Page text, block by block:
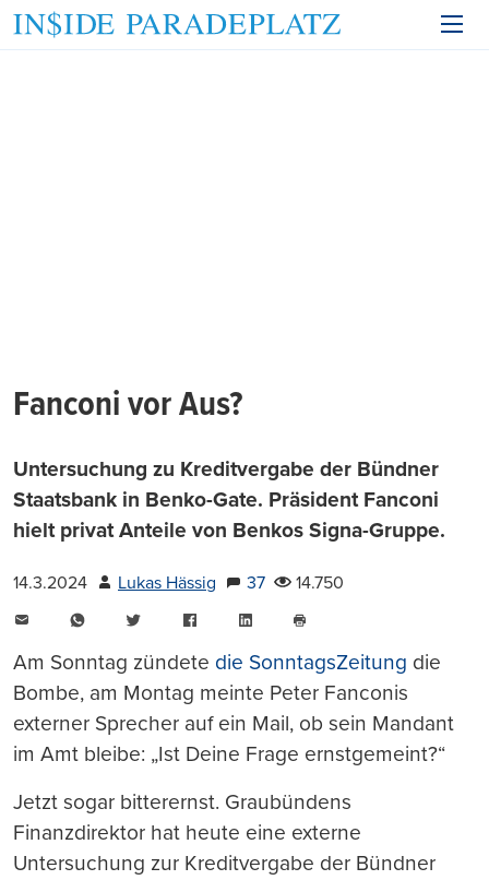
Fanconi vor Aus?
Untersuchung zu Kreditvergabe der Bündner
Staatsbank in Benko-Gate. Präsident Fanconi
hielt privat Anteile von Benkos Signa-Gruppe.
14.3.2024 Lukas Hässig 37
14.750
WhatsAppTwitter FacebookLinkedIn
drucken
Am Sonntag zündete die SonntagsZeitung die
Bombe, am Montag meinte Peter Fanconis
externer Sprecher auf ein Mail, ob sein Mandant
im Amt bleibe: „Ist Deine Frage ernstgemeint?“
Jetzt sogar bitterernst. Graubündens
Finanzdirektor hat heute eine externe
Untersuchung zur Kreditvergabe der Bündner